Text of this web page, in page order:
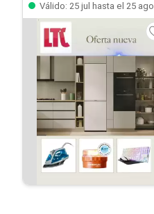
Válido: 25 jul hasta el 25 ago